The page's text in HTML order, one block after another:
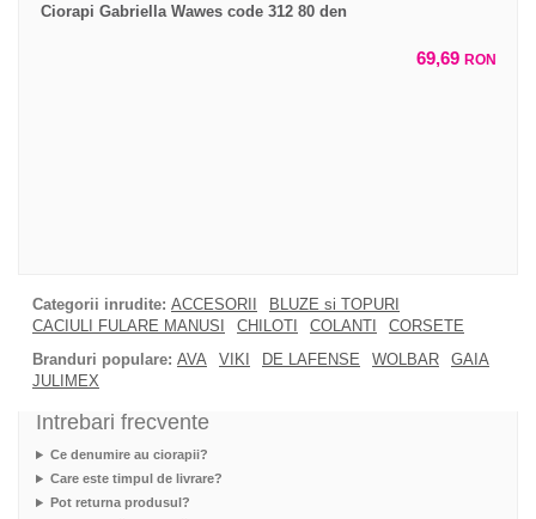
Ciorapi Gabriella Wawes code 312 80 den
69,69 RON
Categorii inrudite: ACCESORII
BLUZE si TOPURI
CACIULI FULARE MANUSI
CHILOTI COLANTI
CORSETE
Branduri populare: AVA VIKI DE LAFENSE WOLBAR
GAIA
JULIMEX
Intrebari frecvente
Ce denumire au ciorapii?
Care este timpul de livrare?
Pot returna produsul?